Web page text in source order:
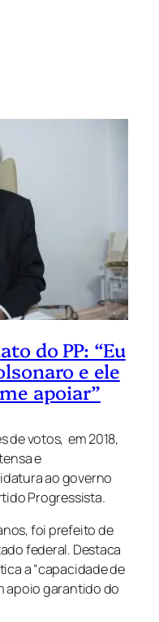
do PP: “Eu
e ele
apoiar”
de votos, em 2018,
e
ao governo
Progressista.
foi prefeito de
federal. Destaca
a “capacidade de
apoio garantido do